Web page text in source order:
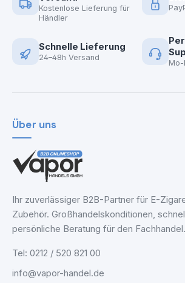
Kostenlose Lieferung für
Händler
Schnelle Lieferung
24–48h Versand
Mo-
Über uns
Ihr zuverlässiger B2B-Partner für E-
Zubehör. Großhandelskonditionen,
persönliche Beratung für den Fachhandel.
Tel: 0212 / 520 821 00
info@vapor-handel.de